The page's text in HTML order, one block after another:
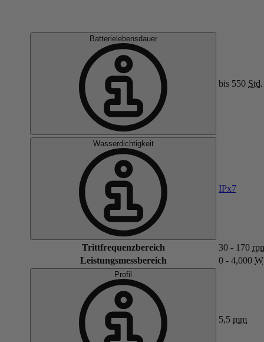
Batterielebensdauer
bis 550 Std.
Wasserdichtigkeit
IPx7
Trittfrequenzbereich 30 - 170
Leistungsmessbereich
0 - 4,000 W
Profil
5,5 mm